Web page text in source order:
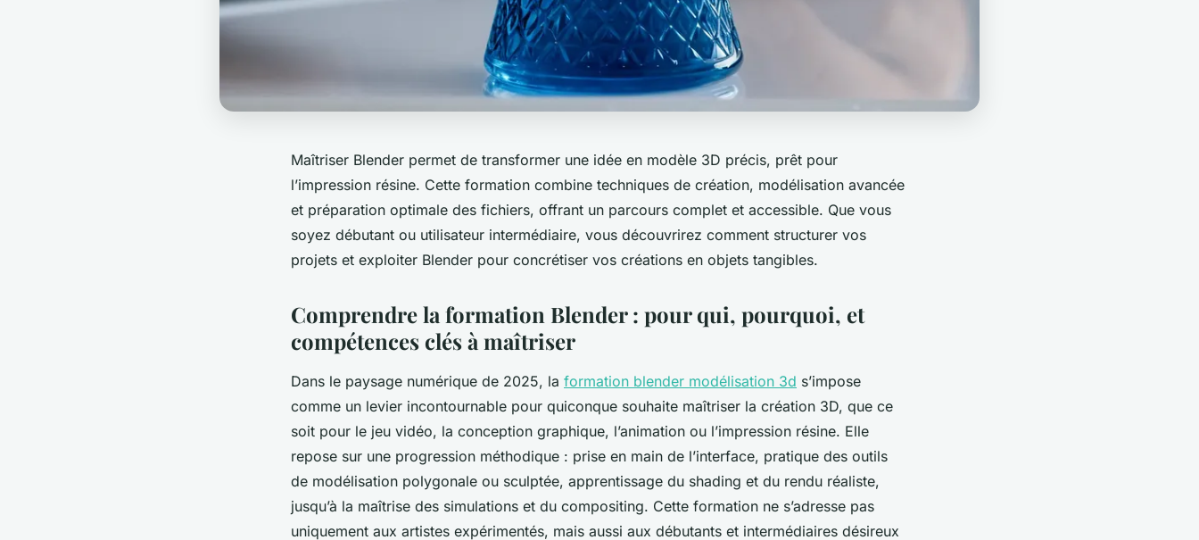
Maîtriser Blender permet de transformer une idée en modèle 3D précis, prêt pour
l’impression résine. Cette formation combine techniques de création, modélisation avancée
et préparation optimale des fichiers, offrant un parcours complet et accessible. Que vous
soyez débutant ou utilisateur intermédiaire, vous découvrirez comment structurer vos
projets et exploiter Blender pour concrétiser vos créations en objets tangibles.
Comprendre la formation Blender : pour qui, pourquoi, et
compétences clés à maîtriser
Dans le paysage numérique de 2025, la formation blender modélisation 3d s’impose
comme un levier incontournable pour quiconque souhaite maîtriser la création 3D, que ce
soit pour le jeu vidéo, la conception graphique, l’animation ou l’impression résine. Elle
repose sur une progression méthodique : prise en main de l’interface, pratique des outils
de modélisation polygonale ou sculptée, apprentissage du shading et du rendu réaliste,
jusqu’à la maîtrise des simulations et du compositing. Cette formation ne s’adresse pas
uniquement aux artistes expérimentés, mais aussi aux débutants et intermédiaires désireux